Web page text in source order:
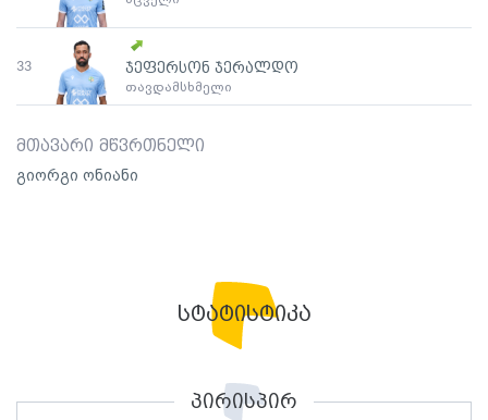
33 ჯეფერსონ ჯერალდო
თავდამსხმელი
მთავარი მწვრთნელი
გიორგი ონიანი
სტატისტიკა
პირისპირ